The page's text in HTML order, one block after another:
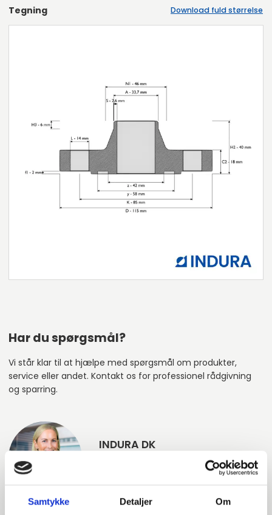
Samtykke Detaljer Om
Tegning Download fuld størrelse
Har du spørgsmål?
Vi står klar til at hjælpe med spørgsmål om produkter,
service eller andet. Kontakt os for professionel rådgivning
og sparring.
INDURA DK